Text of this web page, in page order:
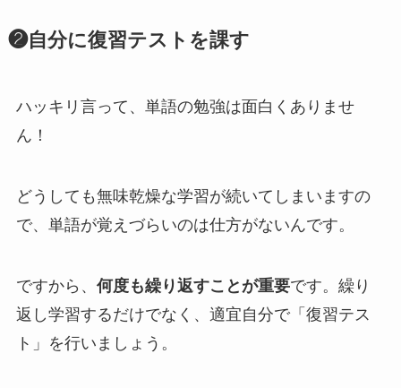
❷自分に復習テストを課す
ハッキリ言って、単語の勉強は面白くありませ
ん！
どうしても無味乾燥な学習が続いてしまいますの
で、単語が覚えづらいのは仕方がないんです。
ですから、 何度も繰り返すことが重要です。 繰り
返し学習するだけでなく、適宜自分で「復習テス
ト」を行いましょう。